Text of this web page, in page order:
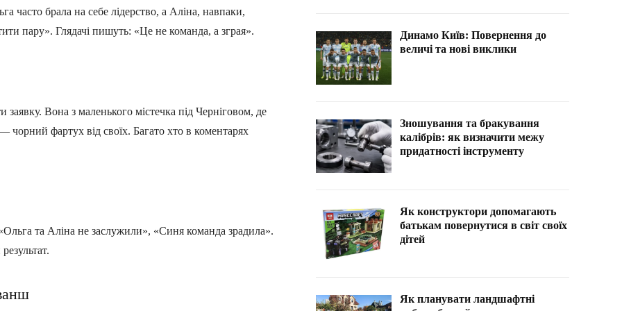
часто брала на себе лідерство, а Аліна, навпаки,
пару». Глядачі пишуть: «Це не команда, а зграя».
Вона з маленького містечка під Черніговом, де
чорний фартух від своїх. Багато хто в коментарях
та Аліна не заслужили», «Синя команда зрадила».
Динамо Київ: Повернення до
величі та нові виклики
Зношування та бракування
калібрів: як визначити межу
придатності інструменту
Як конструктори допомагають
батькам повернутися в світ своїх
дітей
Як планувати ландшафтні